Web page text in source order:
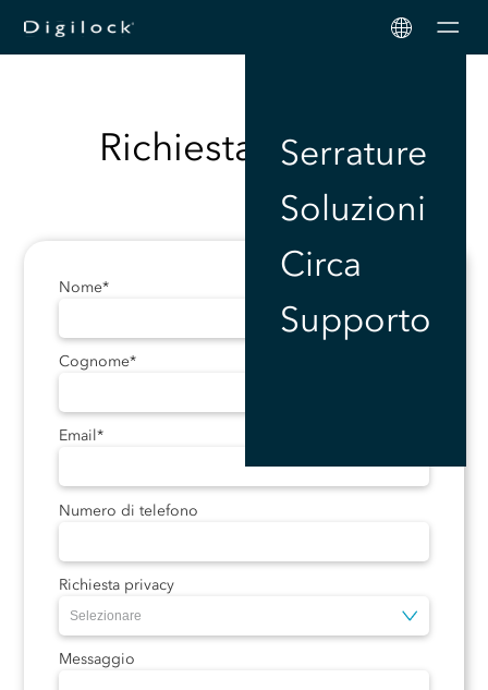
Serrature
Soluzioni
Circa
Supporto
Richiesta privacy
Nome*
Cognome*
Email*
Numero di telefono
Richiesta privacy
Messaggio